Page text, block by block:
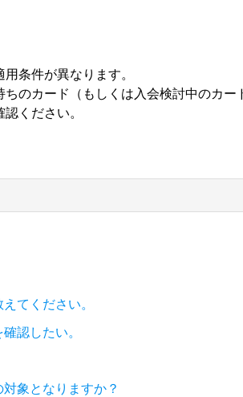
条件が異なります。
のカード（もしくは入会検討中のカー
ください。
てください。
認したい。
象となりますか？